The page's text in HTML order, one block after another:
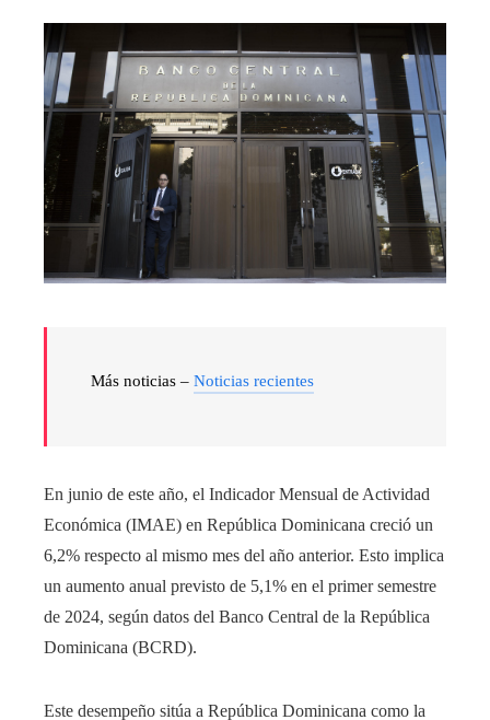
Más noticias – Noticias recientes
En junio de este año, el Indicador Mensual de Actividad
Económica (IMAE) en República Dominicana creció un
6,2% respecto al mismo mes del año anterior. Esto implica
un aumento anual previsto de 5,1% en el primer semestre
de 2024, según datos del Banco Central de la República
Dominicana (BCRD).
Este desempeño sitúa a República Dominicana como la